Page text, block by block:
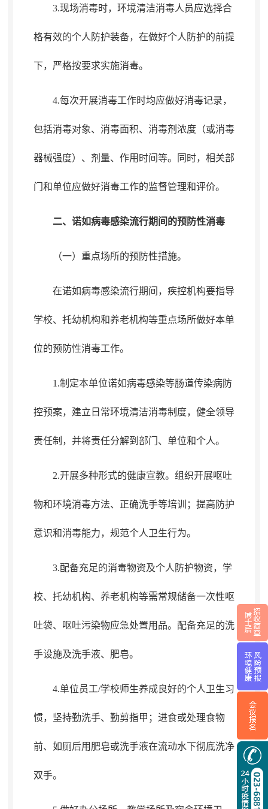
3.现场消毒时， 环境清洁消毒人员应选择合
格有效的个人防护装备，在做好个人防护的前提
下， 严格按要求实施消毒。
4.每次开展消毒工作时均应做好消毒记录，
包括消毒对象、消毒面积、消毒剂浓度（或消毒
器械强度）、剂量、作用时间等。同时， 相关部
门和单位应做好消毒工作的监督管理和评价。
二、诺如病毒感染流行期间的预防性消毒
（一）重点场所的预防性措施。
在诺如病毒感染流行期间 ， 疾控机构要指导
学校、托幼机构和养老机构等重点场所做好本单
位的预防性消毒工作。
1.制定本单位诺如病毒感染等肠道传染病防
控预案， 建立日常环境清洁消毒制度，健全领导
责任制 ， 并将责任分解到部门、单位和个人。
2.开展多种形式的健康宣教。 组织开展呕吐
物和环境消毒方法、正确洗手等培训；提高防护
意识和消毒能力， 规范个人卫生行为。
3.配备充足的消毒物资及个人防护物资， 学
校、托幼机构、养老机构等需常规储备一次性呕
吐袋、呕吐污染物应急处置用品。配备充足的洗
手设施及洗手液、肥皂。
4.单位员工/学校师生养成良好的个人卫生习
惯， 坚持勤洗手、勤剪指甲；进食或处理食物
前、如厕后用肥皂或洗手液在流动水下彻底洗净
双手。